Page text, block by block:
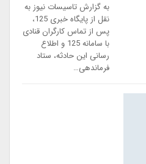
به گزارش تاسیسات نیوز به
نقل از پایگاه خبری 125،
پس از تماس کارگران قنادی
با سامانه 125 و اطلاع
رسانی این حادثه، ستاد
فرماندهی…